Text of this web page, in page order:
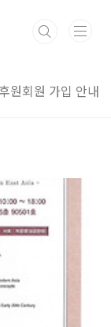
후원회원 가입 안내